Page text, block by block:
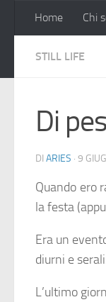
Salta al
Home Chi
STILL LIFE
Di
DI ARIES · 9
Quando ero
la festa
Era un
diurni e
L’ultimo